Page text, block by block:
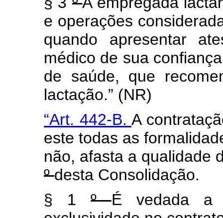
e operações
quando apresentar
médico de sua
de saúde, que
lactação.” (NR)
“Art. 442-B. A
este todas as
não, afasta a qualidade
ºdesta Consolidação.
§ 1ºÉ vedada a